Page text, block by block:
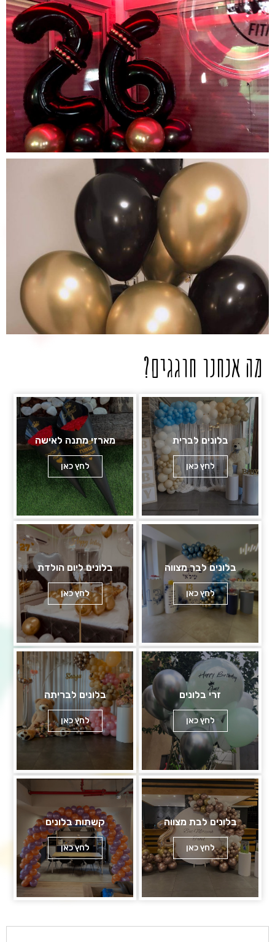
מה אנחנו חוגגים?
בלונים לברית
לחץ כאן
מארזי מתנה לאישה
לחץ כאן
בלונים לבר מצווה
לחץ כאן
בלונים ליום הולדת
לחץ כאן
זרי בלונים
לחץ כאן
בלונים לבריתה
לחץ כאן
בלונים לבת מצווה
לחץ כאן
קשתות בלונים
לחץ כאן